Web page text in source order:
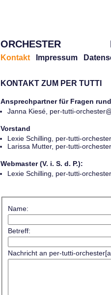
ORCHESTER
Kontakt Impressum
KONTAKT ZUM PER TUTTI
Ansprechpartner für Fragen
Janna Kiesé, per-tutti-
Vorstand
Lexie Schilling, per-tutti-
Larissa Mutter, per-tutti-
Webmaster (V. i. S. d. P.):
Lexie Schilling, per-tutti-
Name:
Betreff:
Nachricht an per-tutti-